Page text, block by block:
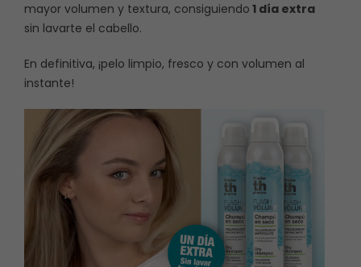
mayor volumen y textura, consiguiendo 1 día extra
sin lavarte el cabello.
En definitiva, ¡pelo limpio, fresco y con volumen al
instante!